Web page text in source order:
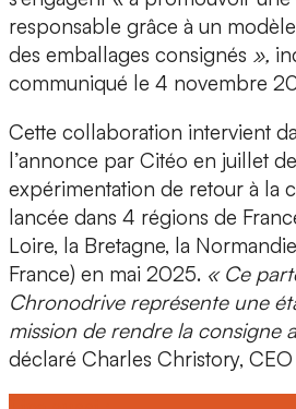
responsable grâce à un
des emballages consignés »,
communiqué le 4 novembre
Cette collaboration intervient
l’annonce par Citéo en juillet
expérimentation de retour à la
lancée dans 4 régions de
Loire, la Bretagne, la
France) en mai 2025. « Ce
Chronodrive représente une
mission de rendre la consigne
déclaré Charles Christory,